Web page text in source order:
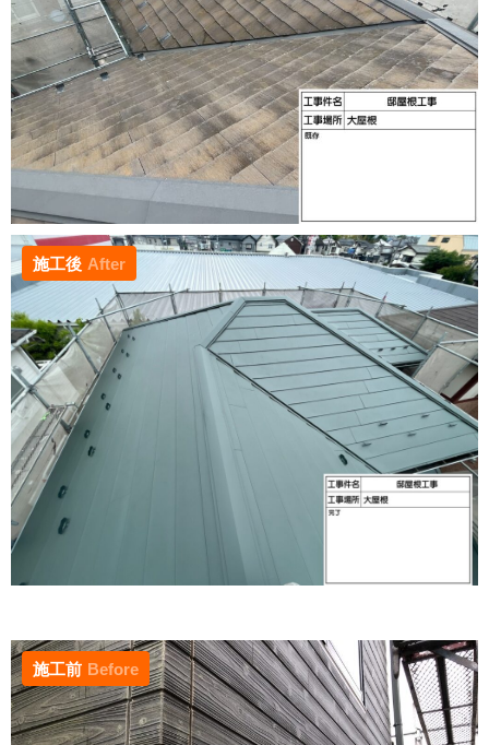
施工後 After
施工前 Before